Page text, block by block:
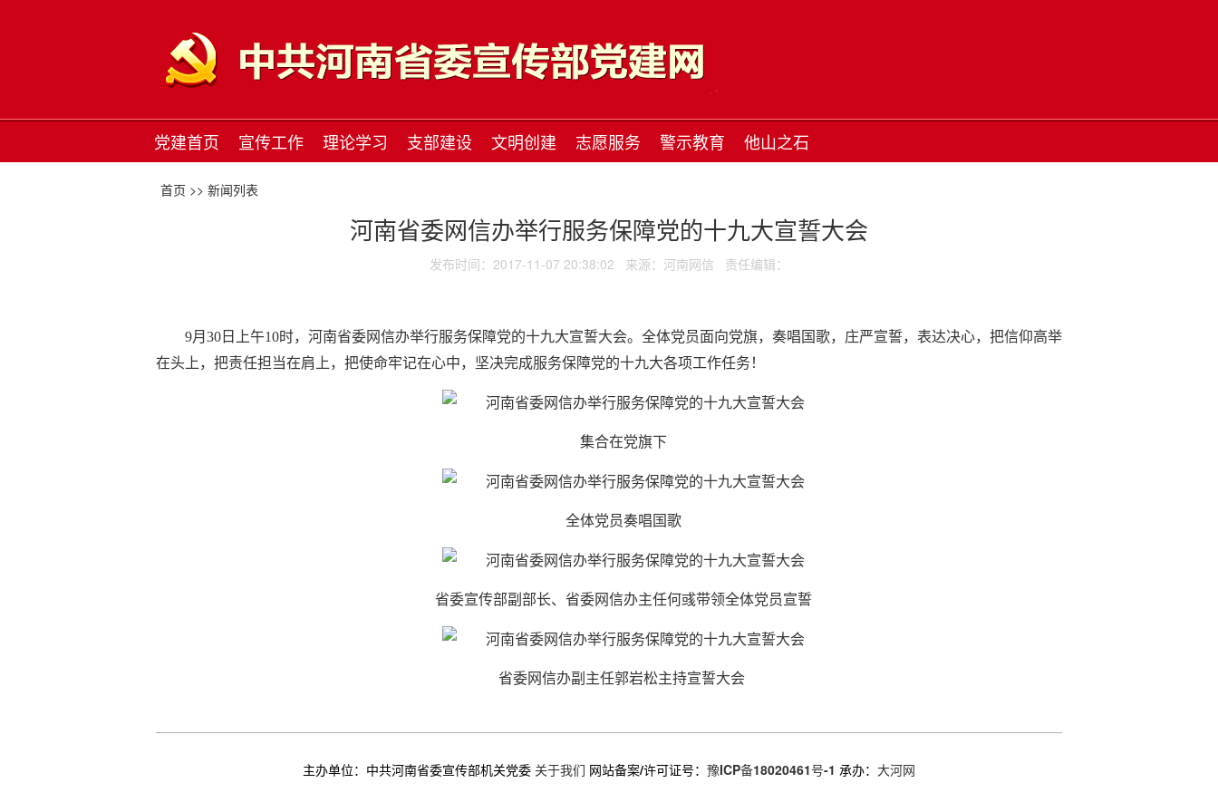
党建首页 宣传工作 理论学习 支部建设 文明创建 志愿服务 警示教育 他山之石
首页 >> 新闻列表
河南省委网信办举行服务保障党的十九大宣誓大会
发布时间：2017-11-07 20:38:02 来源：河南网信 责任编辑：
9月30日上午10时，河南省委网信办举行服务保障党的十九大宣誓大会。全体党员面向党旗，奏唱国歌，庄严宣誓，表达决心，把信仰高举
在头上，把责任担当在肩上，把使命牢记在心中，坚决完成服务保障党的十九大各项工作任务！
集合在党旗下
全体党员奏唱国歌
省委宣传部副部长、省委网信办主任何彧带领全体党员宣誓
省委网信办副主任郭岩松主持宣誓大会
主办单位：中共河南省委宣传部机关党委 关于我们 网站备案/许可证号： 豫ICP备18020461号-1 承办： 大河网